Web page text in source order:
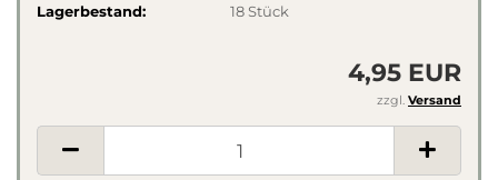
Lagerbestand: 18Stück
4,95 EUR
zzgl. Versand